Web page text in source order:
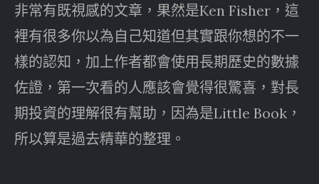
非常有既視感的文章，果然是Ken Fisher，這
裡有很多你以為自己知道但其實跟你想的不一
樣的認知，加上作者都會使用長期歷史的數據
佐證，第一次看的人應該會覺得很驚喜，對長
期投資的理解很有幫助，因為是Little Book，
所以算是過去精華的整理。